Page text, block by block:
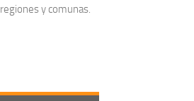
y comunas.